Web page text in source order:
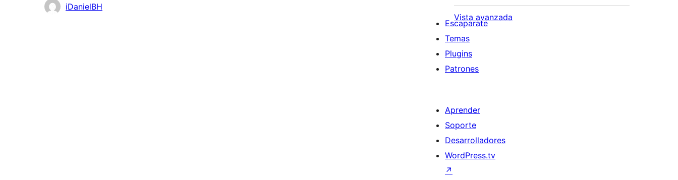
Colaboradores
iDanielBH
Vista avanzada
Escaparate
Temas
Plugins
Patrones
Aprender
Soporte
Desarrolladores
WordPress.tv
↗